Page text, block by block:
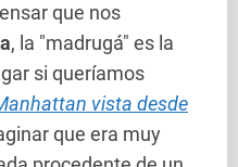
que nos
, la "madrugá" es la
si queríamos
vista desde
que era muy